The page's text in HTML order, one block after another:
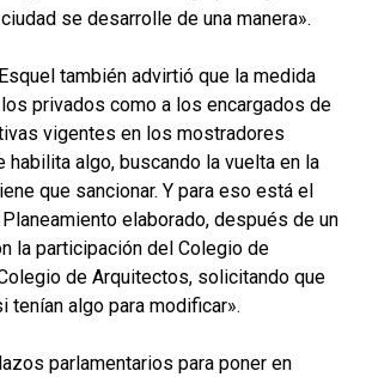
se desarrolle de una manera».
también advirtió que la medida
privados como a los encargados de
vigentes en los mostradores
habilita algo, buscando la vuelta en la
que sancionar. Y para eso está el
elaborado, después de un
la participación del Colegio de
de Arquitectos, solicitando que
tenían algo para modificar».
parlamentarios para poner en